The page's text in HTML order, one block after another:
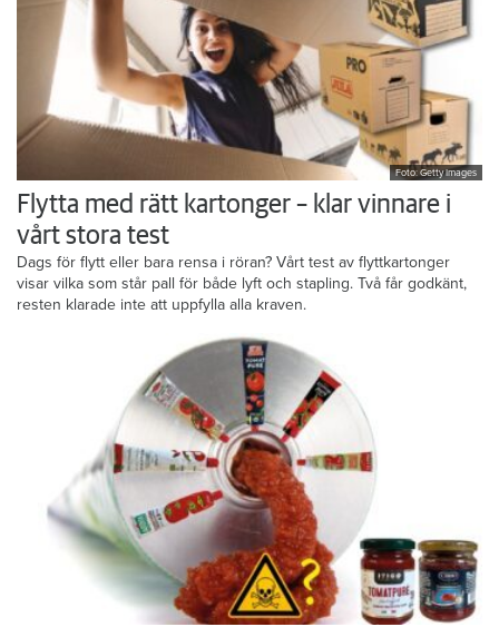
Foto: Getty Images
Flytta med rätt kartonger – klar vinnare i
vårt stora test
Dags för flytt eller bara rensa i röran? Vårt test av flyttkartonger
visar vilka som står pall för både lyft och stapling. Två får godkänt,
resten klarade inte att uppfylla alla kraven.